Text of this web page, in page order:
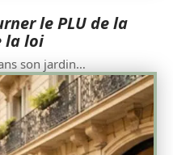
le PLU de la
la loi
son jardin…